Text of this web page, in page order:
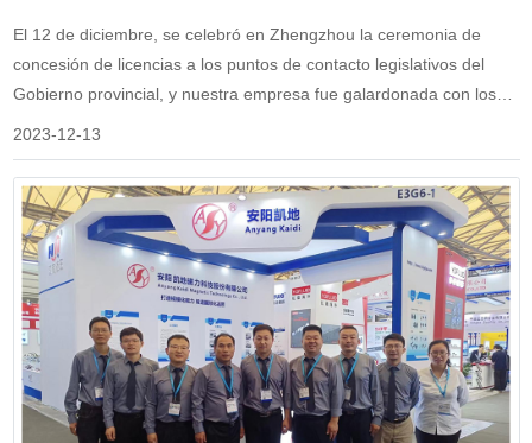
El 12 de diciembre, se celebró en Zhengzhou la ceremonia de
concesión de licencias a los puntos de contacto legislativos del
Gobierno provincial, y nuestra empresa fue galardonada con los
puntos de contacto legislativos del Gobierno provincial. A
continuación, la compañía mejorará su sentido de misión y
responsabilidad de acuerdo con los requisitos de la Oficina
Provincial de gobernanza de acuerdo con la Ley provincial, dará
pleno juego a sus ventajas, recopilará ampliamente las
necesidades y sugerencias legislativas de la industria, participará
activamente en diversas actividades legislativas del gobierno,
continuará promoviendo legislación de alta calidad, logrará
establecer buenas leyes, promover el desarrollo, garantizar la
2023-12-13